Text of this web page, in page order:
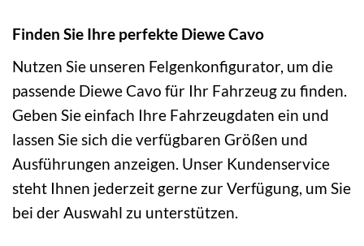
Finden Sie Ihre perfekte Diewe Cavo
Nutzen Sie unseren Felgenkonfigurator, um die
passende Diewe Cavo für Ihr Fahrzeug zu finden.
Geben Sie einfach Ihre Fahrzeugdaten ein und
lassen Sie sich die verfügbaren Größen und
Ausführungen anzeigen. Unser Kundenservice
steht Ihnen jederzeit gerne zur Verfügung, um Sie
bei der Auswahl zu unterstützen.